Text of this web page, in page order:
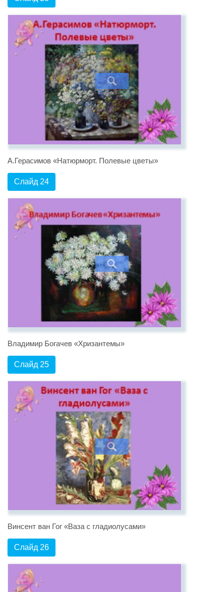
А.Герасимов «Натюрморт. Полевые цветы»
Слайд 24
Владимир Богачев «Хризантемы»
Слайд 25
Винсент ван Гог «Ваза с гладиолусами»
Слайд 26